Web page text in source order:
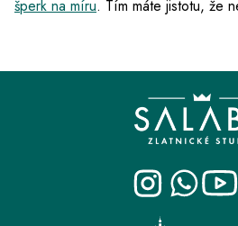
šperk na míru. Tím máte jistotu, že